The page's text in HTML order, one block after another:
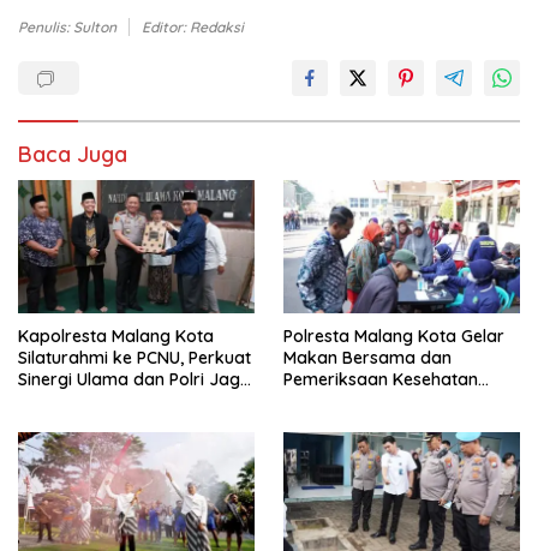
Penulis: Sulton Editor: Redaksi
Baca Juga
Kapolresta Malang Kota
Silaturahmi ke PCNU, Perkuat
Sinergi Ulama dan Polri Jaga
Polresta Malang Kota Gelar
Makan Bersama dan
Pemeriksaan Kesehatan